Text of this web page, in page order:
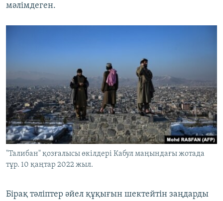
мәлімдеген.
"Талибан" қозғалысы өкілдері Кабул маңындағы жотада
тұр. 10 қаңтар 2022 жыл.
Бірақ тәліптер әйел құқығын шектейтін заңдарды